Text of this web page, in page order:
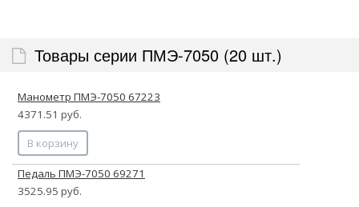
Товары серии ПМЭ-7050 (20 шт.)
Манометр ПМЭ-7050 67223
4371.51 руб.
В корзину
Педаль ПМЭ-7050 69271
3525.95 руб.